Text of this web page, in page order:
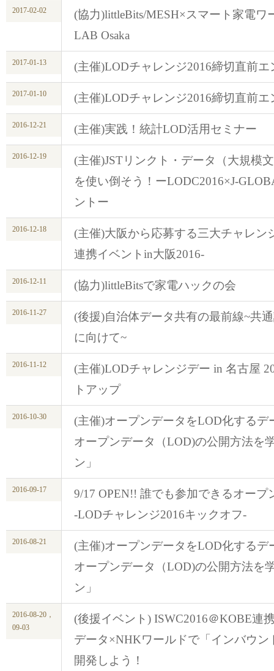
2017-02-02
(協力)littleBits/MESH×スマート家電ワ
LAB Osaka
2017-01-13 (主催)LODチャレンジ2016締切直前
2017-01-10 (主催)LODチャレンジ2016締切直前
2016-12-21 (主催)実践！統計LOD活用セミナー
2016-12-19
(主催)JSTリンクト・データ（大規模
を使い倒そう！ーLODC2016×J-
ントー
2016-12-18
(主催)大阪から応募する三大チャレン
連携イベントin大阪2016-
2016-12-11 (協力)littleBitsで家電ハックの会
2016-11-27
(後援)自治体データ共有の最前線~共
に向けて~
2016-11-12
(主催)LODチャレンジデー in 名古屋
トアップ
2016-10-30
(主催)オープンデータをLOD化するデ
オープンデータ（LOD)の公開方法を
ン」
2016-09-17
9/17 OPEN!! 誰でも参加できるオープ
-LODチャレンジ2016キックオフ-
2016-08-21
(主催)オープンデータをLOD化するデ
オープンデータ（LOD)の公開方法を
ン」
2016-08-20，
09-03
(後援イベント) ISWC2016＠KOBE連
データ×NHKワールドで「インバウ
開発しよう！